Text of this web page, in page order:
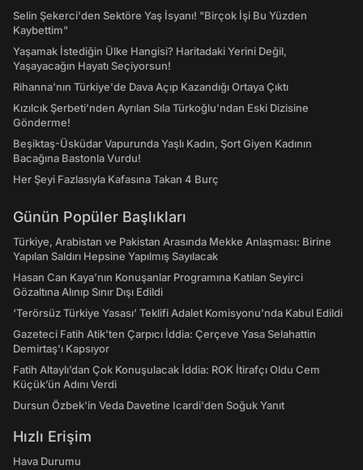
Selin Şekerci'den Sektöre Yaş İsyanı! "Birçok İşi Bu Yüzden
Kaybettim"
Yaşamak İstediğin Ülke Hangisi? Haritadaki Yerini Değil,
Yaşayacağın Hayatı Seçiyorsun!
Rihanna'nın Türkiye'de Dava Açıp Kazandığı Ortaya Çıktı
Kızılcık Şerbeti'nden Ayrılan Sıla Türkoğlu'ndan Eski Dizisine
Gönderme!
Beşiktaş-Üsküdar Vapurunda Yaşlı Kadın, Şort Giyen Kadının
Bacağına Bastonla Vurdu!
Her Şeyi Fazlasıyla Kafasına Takan 4 Burç
Günün Popüler Başlıkları
Türkiye, Arabistan ve Pakistan Arasında Mekke Anlaşması: Birine
Yapılan Saldırı Hepsine Yapılmış Sayılacak
Hasan Can Kaya’nın Konuşanlar Programına Katılan Seyirci
Gözaltına Alınıp Sınır Dışı Edildi
‘Terörsüz Türkiye Yasası’ Teklifi Adalet Komisyonu'nda Kabul Edildi
Gazeteci Fatih Atik'ten Çarpıcı İddia: Çerçeve Yasa Selahattin
Demirtaş'ı Kapsıyor
Fatih Altaylı’dan Çok Konuşulacak İddia: ROK İtirafçı Oldu Cem
Küçük’ün Adını Verdi
Dursun Özbek'in Veda Davetine Icardi'den Soğuk Yanıt
Hızlı Erişim
Hava Durumu